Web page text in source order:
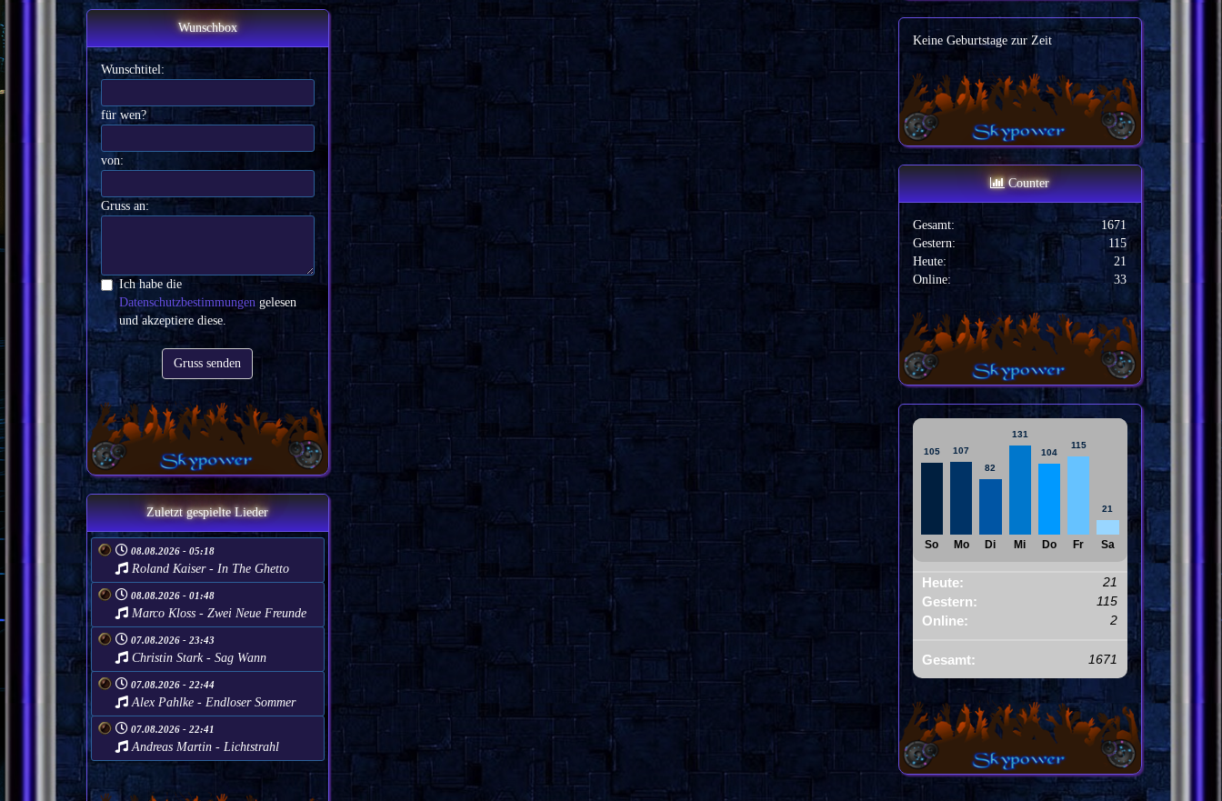
Wunschbox
Wunschtitel:
für wen?
von:
Gruss an:
Ich habe die
Datenschutzbestimmungen gelesen
und akzeptiere diese.
Gruss senden
Zuletzt gespielte Lieder
08.08.2026 - 05:18
Roland Kaiser - In The Ghetto
08.08.2026 - 01:48
Marco Kloss - Zwei Neue Freunde
07.08.2026 - 23:43
Christin Stark - Sag Wann
07.08.2026 - 22:44
Alex Pahlke - Endloser Sommer
07.08.2026 - 22:41
Andreas Martin - Lichtstrahl
Keine Geburtstage zur Zeit
Counter
Gesamt:
1671
Gestern:
115
Heute:
21
Online:
33
105
So
107
Mo
82
Di
131
Mi
104
Do
115
Fr
21
Sa
Heute: 21
Gestern: 115
Online: 2
Gesamt: 1671